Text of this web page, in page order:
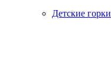
Детские горки